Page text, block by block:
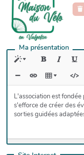
Ma présentation
L'association est
s'efforce de créer des
sorties guidées